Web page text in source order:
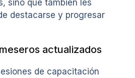
sino que también les
destacarse y progresar
actualizados
de capacitación